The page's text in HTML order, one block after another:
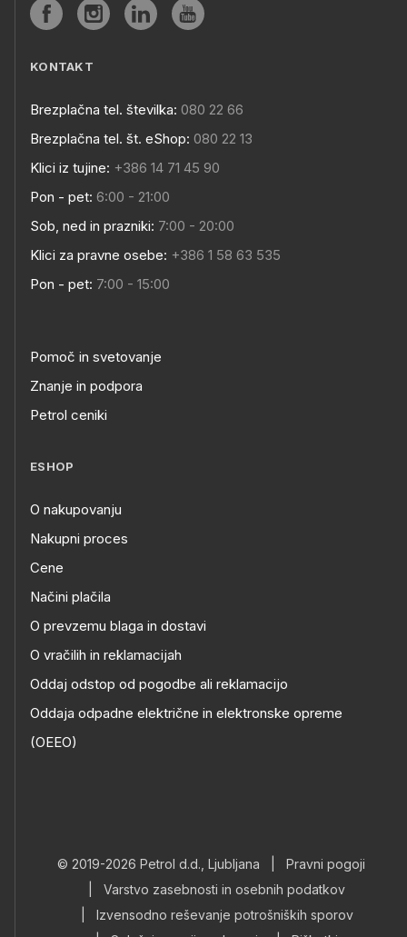
KONTAKT
Brezplačna tel. številka: 080 22 66
Brezplačna tel. št. eShop: 080 22 13
Klici iz tujine: +386 14 71 45 90
Pon - pet: 6:00 - 21:00
Sob, ned in prazniki: 7:00 - 20:00
Klici za pravne osebe: +386 1 58 63 535
Pon - pet: 7:00 - 15:00
Pomoč in svetovanje
Znanje in podpora
Petrol ceniki
ESHOP
O nakupovanju
Nakupni proces
Cene
Načini plačila
O prevzemu blaga in dostavi
O vračilih in reklamacijah
Oddaj odstop od pogodbe ali reklamacijo
Oddaja odpadne električne in elektronske opreme
(OEEO)
© 2019-2026 Petrol d.d., Ljubljana
Pravni pogoji
Varstvo zasebnosti in osebnih podatkov
Izvensodno reševanje potrošniških sporov